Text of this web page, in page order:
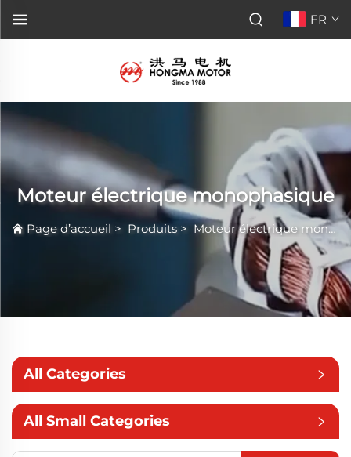
FR
Moteur électrique monophasique
Page d’accueil > Produits > Moteur électrique monophasique
All Categories
All Small Categories